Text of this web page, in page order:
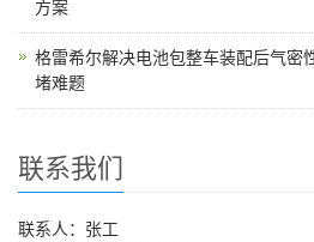
方案
格雷希尔解决电池包整车装配后气密
堵难题
联系我们
联系人：张工